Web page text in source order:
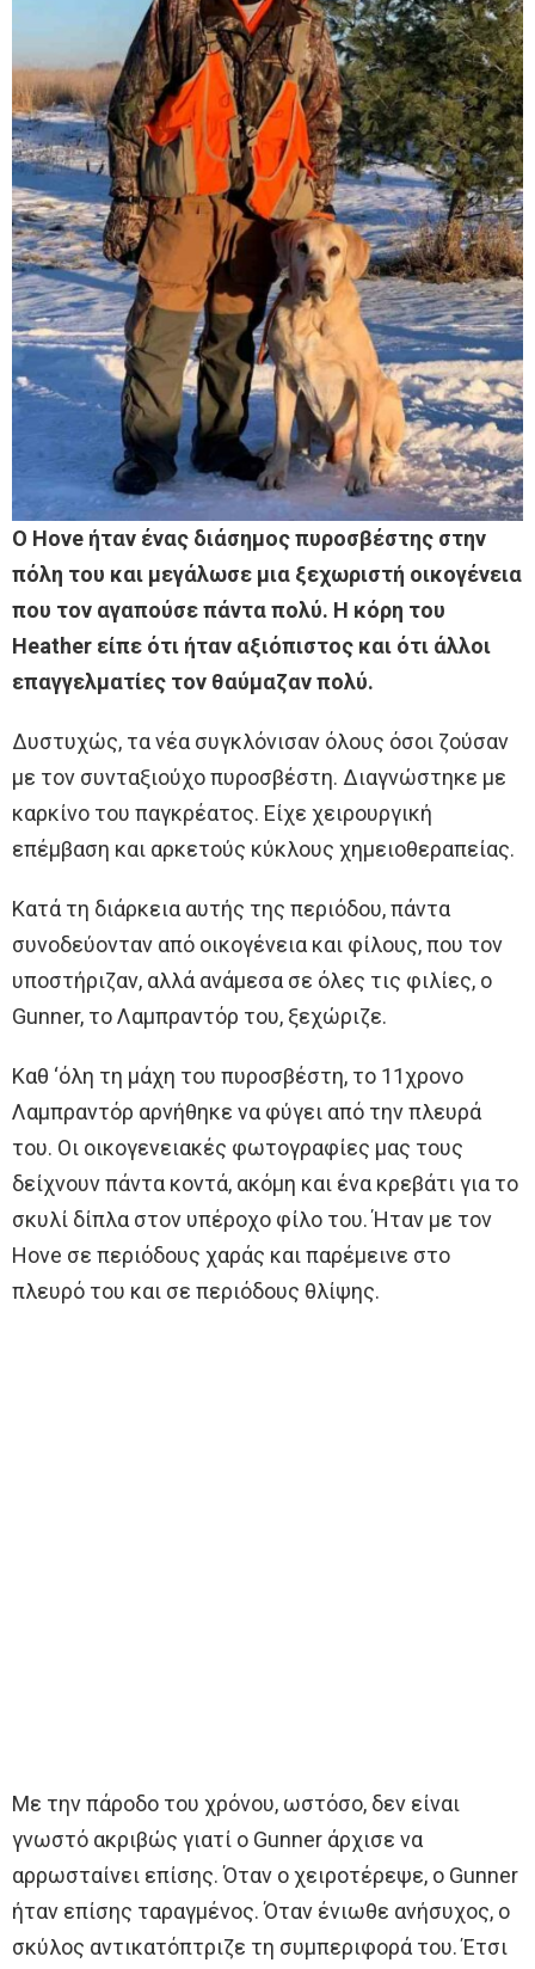
Ο Hove ήταν ένας διάσημος πυροσβέστης στην
πόλη του και μεγάλωσε μια ξεχωριστή οικογένεια
που τον αγαπούσε πάντα πολύ. Η κόρη του
Heather είπε ότι ήταν αξιόπιστος και ότι άλλοι
επαγγελματίες τον θαύμαζαν πολύ.
Δυστυχώς, τα νέα συγκλόνισαν όλους όσοι ζούσαν
με τον συνταξιούχο πυροσβέστη. Διαγνώστηκε με
καρκίνο του παγκρέατος. Είχε χειρουργική
επέμβαση και αρκετούς κύκλους χημειοθεραπείας.
Κατά τη διάρκεια αυτής της περιόδου, πάντα
συνοδεύονταν από οικογένεια και φίλους, που τον
υποστήριζαν, αλλά ανάμεσα σε όλες τις φιλίες, ο
Gunner, το Λαμπραντόρ του, ξεχώριζε.
Καθ ‘όλη τη μάχη του πυροσβέστη, το 11χρονο
Λαμπραντόρ αρνήθηκε να φύγει από την πλευρά
του. Οι οικογενειακές φωτογραφίες μας τους
δείχνουν πάντα κοντά, ακόμη και ένα κρεβάτι για το
σκυλί δίπλα στον υπέροχο φίλο του. Ήταν με τον
Hove σε περιόδους χαράς και παρέμεινε στο
πλευρό του και σε περιόδους θλίψης.
Με την πάροδο του χρόνου, ωστόσο, δεν είναι
γνωστό ακριβώς γιατί ο Gunner άρχισε να
αρρωσταίνει επίσης. Όταν ο χειροτέρεψε, ο Gunner
ήταν επίσης ταραγμένος. Όταν ένιωθε ανήσυχος, ο
σκύλος αντικατόπτριζε τη συμπεριφορά του. Έτσι